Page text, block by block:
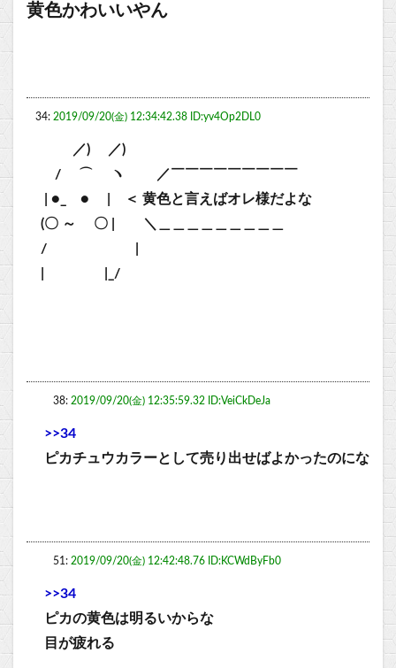
黄色かわいいやん
34: 2019/09/20(金) 12:34:42.38 ID:yv4Op2DL0
／) ／)
/ ⌒ ヽ ／￣￣￣￣￣￣￣￣￣
| ●_ ● | ＜ 黄色と言えばオレ様だよな
(〇 ～ 〇 | ＼＿＿＿＿＿＿＿＿＿
/ |
| |_/
38: 2019/09/20(金) 12:35:59.32 ID:VeiCkDeJa
>>34
ピカチュウカラーとして売り出せばよかったのにな
51: 2019/09/20(金) 12:42:48.76 ID:KCWdByFb0
>>34
ピカの黄色は明るいからな
目が疲れる